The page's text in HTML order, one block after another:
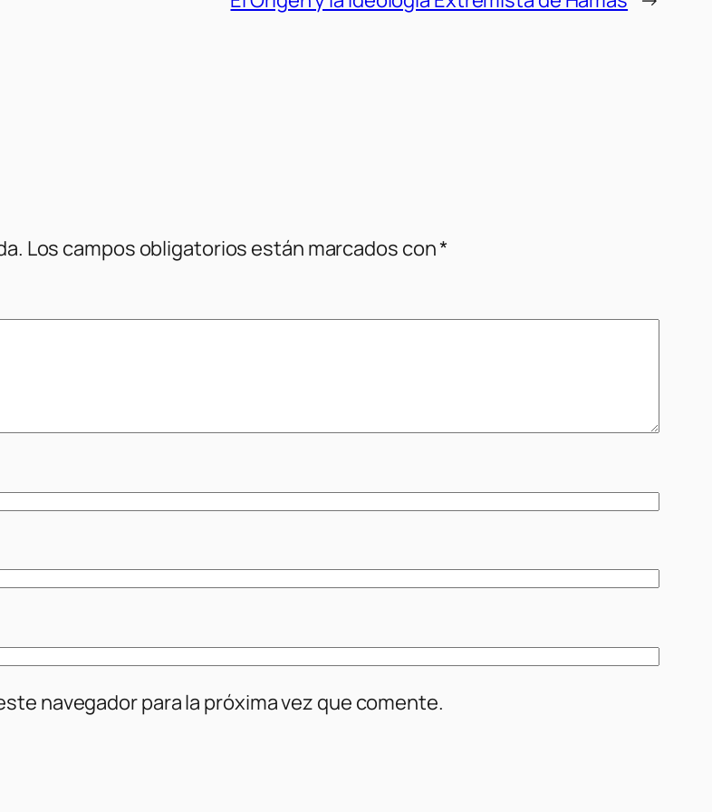
Los campos obligatorios están marcados con*
navegador para la próxima vez que comente.